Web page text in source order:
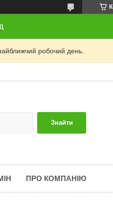
робочий день.
Знайти
ПРО КОМПАНІЮ